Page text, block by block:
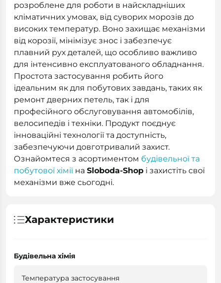
розроблене для роботи в найскладніших
кліматичних умовах, від суворих морозів до
високих температур. Воно захищає механізми
від корозії, мінімізує знос і забезпечує
плавний рух деталей, що особливо важливо
для інтенсивно експлуатованого обладнання.
Простота застосування робить його
ідеальним як для побутових завдань, таких як
ремонт дверних петель, так і для
професійного обслуговування автомобілів,
велосипедів і техніки. Продукт поєднує
інноваційні технології та доступність,
забезпечуючи довготривалий захист.
Ознайомтеся з асортиментом будівельної та
побутової хімії на Sloboda-Shop і захистіть свої
механізми вже сьогодні.
Характеристики
Будівельна хімія
Температура застосування